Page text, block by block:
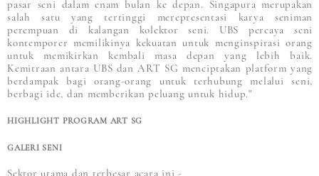
pasar seni dalam enam bulan ke depan. Singapura merupakan
salah satu yang tertinggi merepresentasi karya seniman
perempuan di kalangan kolektor seni. UBS percaya seni
kontemporer memilikinya kekuatan untuk menginspirasi orang
untuk memikirkan kembali masa depan yang lebih baik.
Kemitraan antara UBS dan ART SG menciptakan platform yang
berdampak bagi orang-orang untuk terhubung melalui seni,
berbagi ide, dan memberikan peluang untuk hidup."
HIGHLIGHT PROGRAM ART SG
GALERI SENI
Sektor utama dan terbesar acara ini -